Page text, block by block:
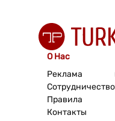
О Нас
Реклама
Сотрудничество
Правила
Контакты